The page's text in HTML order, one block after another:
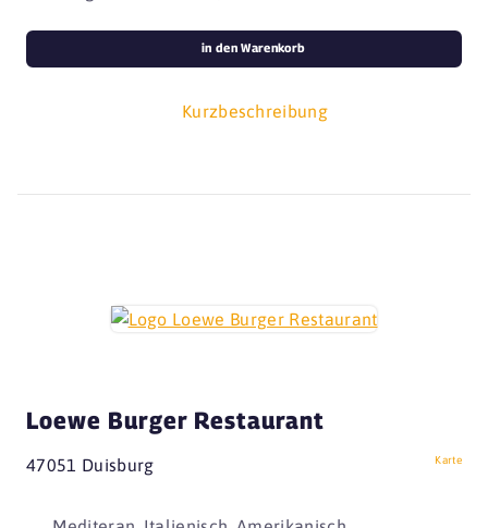
Kurzbeschreibung
in den Warenkorb
Loewe Burger Restaurant
47051 Duisburg Karte